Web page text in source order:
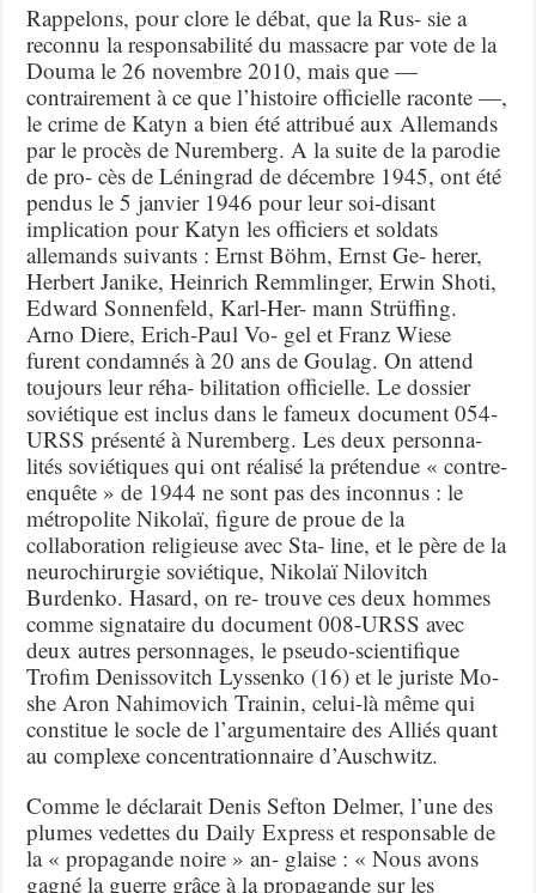
Rappelons, pour clore le débat, que la Rus- sie a
reconnu la responsabilité du massacre par vote de la
Douma le 26 novembre 2010, mais que —
contrairement à ce que l’histoire officielle raconte —,
le crime de Katyn a bien été attribué aux Allemands
par le procès de Nuremberg. A la suite de la parodie
de pro- cès de Léningrad de décembre 1945, ont été
pendus le 5 janvier 1946 pour leur soi-disant
implication pour Katyn les officiers et soldats
allemands suivants : Ernst Böhm, Ernst Ge- herer,
Herbert Janike, Heinrich Remmlinger, Erwin Shoti,
Edward Sonnenfeld, Karl-Her- mann Strüffing.
Arno Diere, Erich-Paul Vo- gel et Franz Wiese
furent condamnés à 20 ans de Goulag. On attend
toujours leur réha- bilitation officielle. Le dossier
soviétique est inclus dans le fameux document 054-
URSS présenté à Nuremberg. Les deux personna-
lités soviétiques qui ont réalisé la prétendue « contre-
enquête » de 1944 ne sont pas des inconnus : le
métropolite Nikolaï, figure de proue de la
collaboration religieuse avec Sta- line, et le père de la
neurochirurgie soviétique, Nikolaï Nilovitch
Burdenko. Hasard, on re- trouve ces deux hommes
comme signataire du document 008-URSS avec
deux autres personnages, le pseudo-scientifique
Trofim Denissovitch Lyssenko (16) et le juriste Mo-
she Aron Nahimovich Trainin, celui-là même qui
constitue le socle de l’argumentaire des Alliés quant
au complexe concentrationnaire d’Auschwitz.
Comme le déclarait Denis Sefton Delmer, l’une des
plumes vedettes du Daily Express et responsable de
la « propagande noire » an- glaise : « Nous avons
gagné la guerre grâce à la propagande sur les